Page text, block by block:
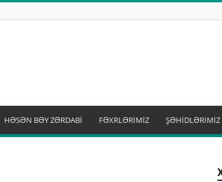
HƏSƏN BƏY ZƏRDABİ FƏXRLƏRİMİZ ŞƏHİDLƏRİMİZ